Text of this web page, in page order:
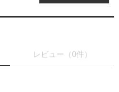
レビュー（0件）